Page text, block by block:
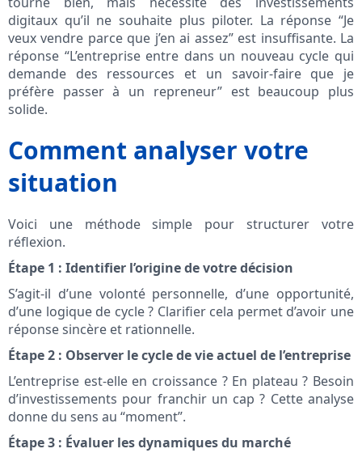
digitaux qu’il ne souhaite plus piloter. La réponse “Je
veux vendre parce que j’en ai assez” est insuffisante. La
réponse “L’entreprise entre dans un nouveau cycle qui
demande des ressources et un savoir-faire que je
préfère passer à un repreneur” est beaucoup plus
solide.
Comment analyser votre
situation
Voici une méthode simple pour structurer votre
réflexion.
Étape 1 : Identifier l’origine de votre décision
S’agit-il d’une volonté personnelle, d’une opportunité,
d’une logique de cycle ? Clarifier cela permet d’avoir une
réponse sincère et rationnelle.
Étape 2 : Observer le cycle de vie actuel de l’entreprise
L’entreprise est-elle en croissance ? En plateau ? Besoin
d’investissements pour franchir un cap ? Cette analyse
donne du sens au “moment”.
Étape 3 : Évaluer les dynamiques du marché